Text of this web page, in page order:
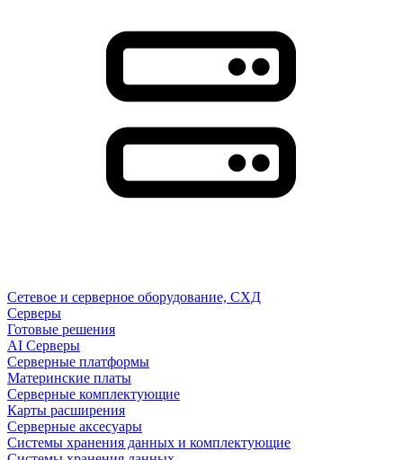
Сетевое и серверное оборудование, СХД
Cерверы
Готовые решения
AI Серверы
Серверные платформы
Материнские платы
Серверные комплектующие
Карты расширения
Серверные аксесуары
Системы хранения данных и комплектующие